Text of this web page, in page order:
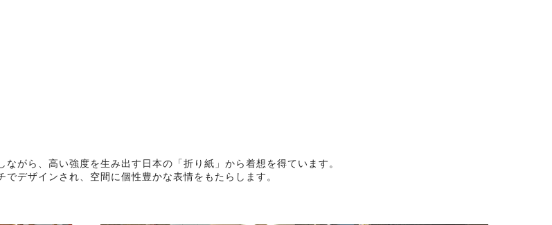
がら、高い強度を生み出す日本の「折り紙」から着想を得ています。
デザインされ、空間に個性豊かな表情をもたらします。